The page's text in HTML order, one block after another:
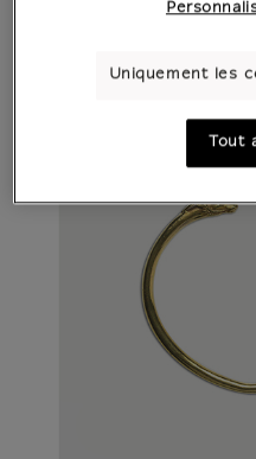
Uniquement les
Tout